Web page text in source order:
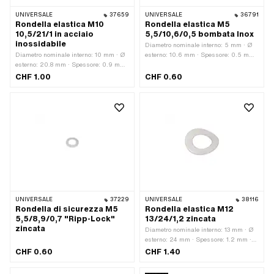
UNIVERSALE 37659
Rondella elastica M10
10,5/21/1 in acciaio
inossidabile
Diametro nominale interno: 10 mm · Ø
esterno: 20.8 mm · Spessore: 0.9 mm
· Numero di componenti: 1 Stk ·
inossidabile) · Superficie: inossidabile
CHF 1.00
UNIVERSALE 36791
Rondella elastica M5
5,5/10,6/0,5 bombata Inox
Diametro nominale interno: 5 mm · Ø
esterno: 10.6 mm · Spessore: 0.5 mm ·
(colloquialmente noto come acciaio
filettatura: M5 · Diametro nominale
CHF 0.60
UNIVERSALE 37229
Rondella di sicurezza M5
5,5/8,9/0,7 "Ripp-Lock"
zincata
CHF 0.60
UNIVERSALE 38116
Rondella elastica M12
13/24/1,2 zincata
Diametro nominale interno: 13 mm · Ø
esterno: 24 mm · Spessore: 1.2 mm ·
Materiale: Acciaio per molle ·
CHF 1.40